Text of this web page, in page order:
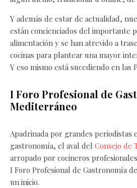
Y además de estar de actualidad,
están concienciados del importante
alimentación y se han atrevido a
cocinas para plantear una mayor
Y eso mismo está sucediendo en las
I Foro Profesional de
Mediterráneo
Apadrinada por grandes periodistas
gastronomía, el aval del Consejo de
arropado por cocineros
I Foro Profesional de Gastronomía
un inicio.